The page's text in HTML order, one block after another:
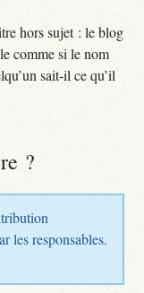
hors sujet : le blog
comme si le nom
sait-il ce qu’il
?
les responsables.